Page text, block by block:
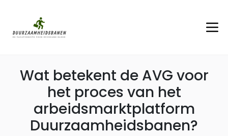
Wat betekent de AVG voor
het proces van het
arbeidsmarktplatform
Duurzaamheidsbanen?